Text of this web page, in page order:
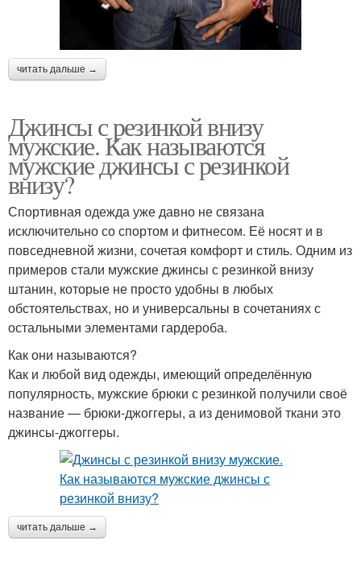
читать дальше →
Джинсы с резинкой внизу
мужские. Как называются
мужские джинсы с резинкой
внизу?
Спортивная одежда уже давно не связана
исключительно со спортом и фитнесом. Её носят и в
повседневной жизни, сочетая комфорт и стиль. Одним из
примеров стали мужские джинсы с резинкой внизу
штанин, которые не просто удобны в любых
обстоятельствах, но и универсальны в сочетаниях с
остальными элементами гардероба.
Как они называются?
Как и любой вид одежды, имеющий определённую
популярность, мужские брюки с резинкой получили своё
название — брюки-джоггеры, а из денимовой ткани это
джинсы-джоггеры.
читать дальше →